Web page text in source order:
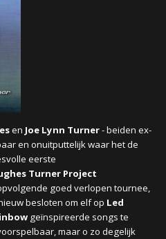
en Joe Lynn Turner- beiden ex-
en onuitputtelijk waar het de
eerste
Turner Project
goed verlopen tournee,
besloten om elf op Led
geïnspireerde songs te
maar o zo degelijk